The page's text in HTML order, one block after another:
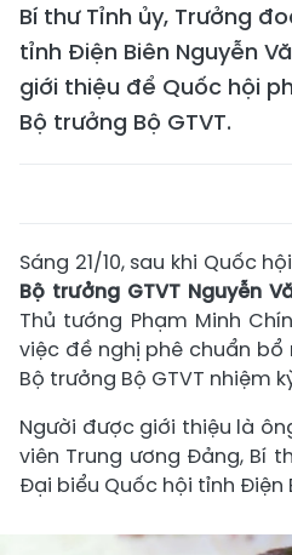
Bí thư Tỉnh ủy, Trưởng
tỉnh Điện Biên Nguyễn
giới thiệu để Quốc hội
Bộ trưởng Bộ GTVT.
Sáng 21/10, sau khi Quốc
Bộ trưởng GTVT Nguyễn
Thủ tướng Phạm Minh
việc đề nghị phê chuẩn
Bộ trưởng Bộ GTVT nhiệm
Người được giới thiệu là
viên Trung ương Đảng, Bí
Đại biểu Quốc hội tỉnh Điện